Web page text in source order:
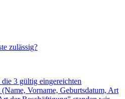
zulässig?
3 gültig eingereichten
Vorname, Geburtsdatum, Art